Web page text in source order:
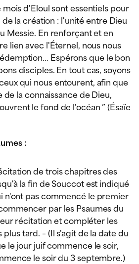
d'Eloul sont essentiels pour
la création : l'unité entre Dieu
Messie. En renforçant et en
lien avec l'Éternel, nous nous
Espérons que le bon
disciples. En tout cas, soyons
qui nous entourent, afin que
la connaissance de Dieu,
le fond de l'océan ” (Ésaïe
:
de trois chapitres des
la fin de Souccot est indiqué
n'ont pas commencé le premier
par les Psaumes du
récitation et compléter les
tard. – (Il s'agit de la date du
le jour juif commence le soir,
le soir du 3 septembre.)